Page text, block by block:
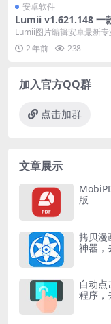
安卓软件
Lumii v1.621.148 一
惊艳的照片编辑器
Lumii图片编辑安卓最新专
款令人惊艳的照片编辑器
洁易用和丰富的...
2 年前 238
加入官方QQ群
点击加群
文章展示
版
拷贝漫
神器，
自动
程序，